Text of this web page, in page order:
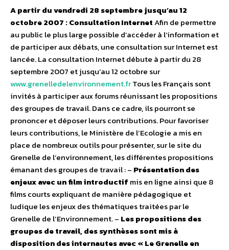
A partir du vendredi 28 septembre jusqu’au 12
octobre 2007 : Consultation InternetAfin de permettre
au public le plus large possible d’accéder à l’information et
de participer aux débats, une consultation sur Internet est
lancée. La consultation Internet débute à partir du 28
septembre 2007 et jusqu’au 12 octobre sur
www.grenelledelenvironnement.frTous les Français sont
invités à participer aux forums réunissant les propositions
des groupes de travail. Dans ce cadre, ils pourront se
prononcer et déposer leurs contributions. Pour favoriser
leurs contributions, le Ministère de l’Ecologie a mis en
place de nombreux outils pour présenter, sur le site du
Grenelle de l’environnement, les différentes propositions
émanant des groupes de travail : – Présentation des
enjeux avec un film introductif mis en ligne ainsi que 8
films courts expliquant de manière pédagogique et
ludique les enjeux des thématiques traitées par le
Grenelle de l’Environnement. – Les propositions des
groupes de travail, des synthèses sont mis à
disposition des internautes avec « Le Grenelle en